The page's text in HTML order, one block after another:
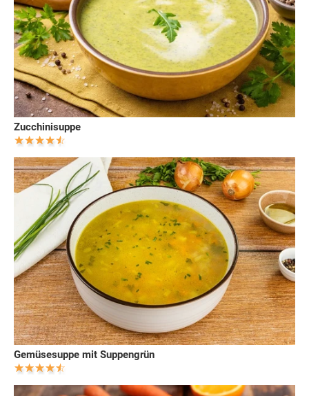
Zucchinisuppe
Gemüsesuppe mit Suppengrün